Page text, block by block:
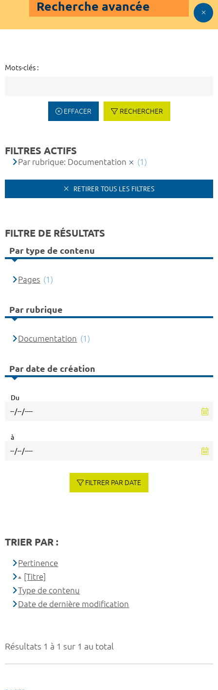
Recherche avancée
Mots-clés :
EFFACER RECHERCHER
Résultats 1 à 1 sur 1 au total
FILTRES ACTIFS
Par rubrique: Documentation (1)
RETIRER TOUS LES FILTRES
FILTRE DE RÉSULTATS
Par type de contenu
Pages (1)
Par rubrique
Documentation (1)
Par date de création
Du
à
FILTRER PAR DATE
TRIER PAR :
Pertinence
[Titre]
Type de contenu
Date de dernière modification